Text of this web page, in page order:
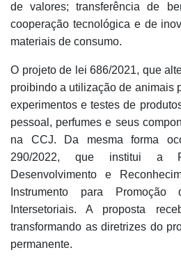
de valores; transferência de
cooperação tecnológica e de
materiais de consumo.
O projeto de lei 686/2021, que
proibindo a utilização de animais
experimentos e testes de
pessoal, perfumes e seus
na CCJ. Da mesma forma
290/2022, que institui a
Desenvolvimento e
Instrumento para
Intersetoriais. A proposta
transformando as diretrizes do
permanente.